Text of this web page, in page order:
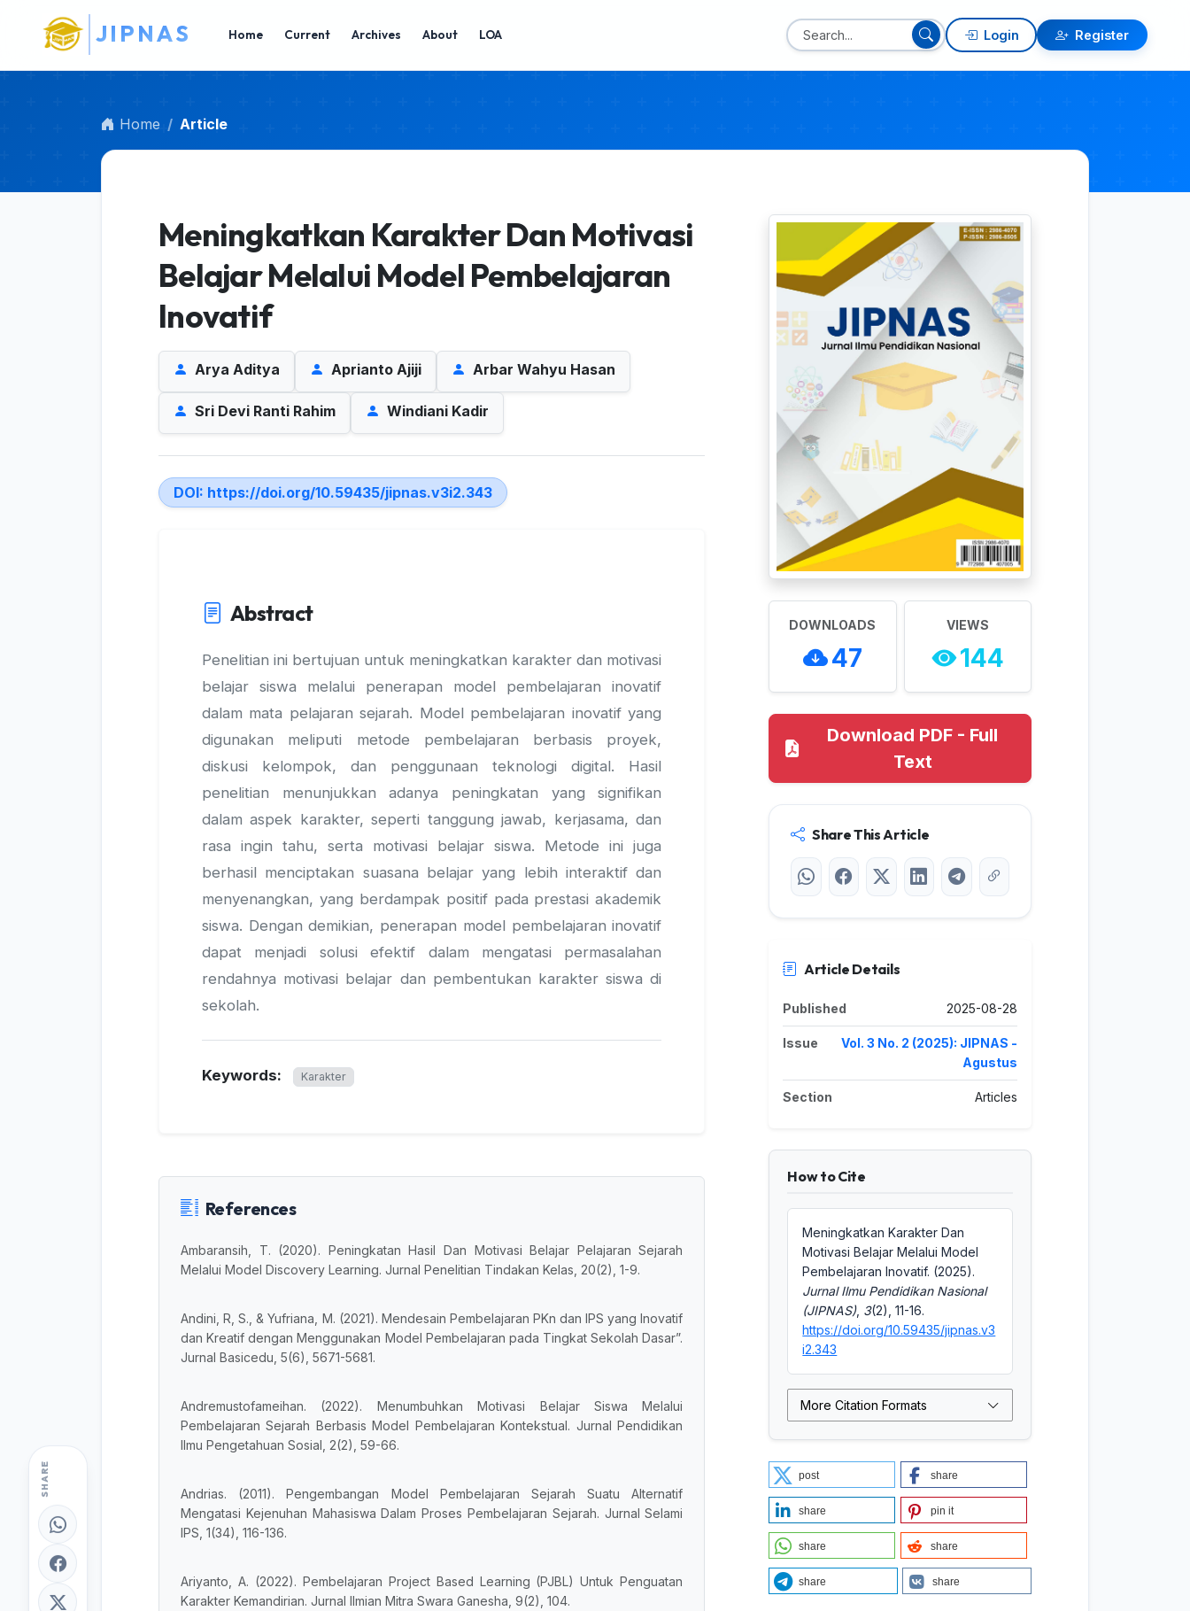
Main Navigation
Main Content
Sidebar
JI PNAS Home Current Archives About LOA Login Register
Home Article
SHARE
Meningkatkan Karakter Dan Motivasi
Belajar Melalui Model Pembelajaran
Inovatif
Arya Aditya Aprianto Ajiji Arbar Wahyu Hasan
Sri Devi Ranti Rahim Windiani Kadir
DOI: https://doi.org/10.59435/jipnas.v3i2.343
Abstract
Penelitian ini bertujuan untuk meningkatkan karakter dan motivasi
belajar siswa melalui penerapan model pembelajaran inovatif
dalam mata pelajaran sejarah. Model pembelajaran inovatif yang
digunakan meliputi metode pembelajaran berbasis proyek,
diskusi kelompok, dan penggunaan teknologi digital. Hasil
penelitian menunjukkan adanya peningkatan yang signifikan
dalam aspek karakter, seperti tanggung jawab, kerjasama, dan
rasa ingin tahu, serta motivasi belajar siswa. Metode ini juga
berhasil menciptakan suasana belajar yang lebih interaktif dan
menyenangkan, yang berdampak positif pada prestasi akademik
siswa. Dengan demikian, penerapan model pembelajaran inovatif
dapat menjadi solusi efektif dalam mengatasi permasalahan
rendahnya motivasi belajar dan pembentukan karakter siswa di
sekolah.
Keywords: Karakter
References
Ambaransih, T. (2020). Peningkatan Hasil Dan Motivasi Belajar Pelajaran Sejarah
Melalui Model Discovery Learning. Jurnal Penelitian Tindakan Kelas, 20(2), 1-9.
Andini, R, S., & Yufriana, M. (2021). Mendesain Pembelajaran PKn dan IPS yang Inovatif
dan Kreatif dengan Menggunakan Model Pembelajaran pada Tingkat Sekolah Dasar”.
Jurnal Basicedu, 5(6), 5671-5681.
Andremustofameihan. (2022). Menumbuhkan Motivasi Belajar Siswa Melalui
Pembelajaran Sejarah Berbasis Model Pembelajaran Kontekstual. Jurnal Pendidikan
Ilmu Pengetahuan Sosial, 2(2), 59-66.
Andrias. (2011). Pengembangan Model Pembelajaran Sejarah Suatu Alternatif
Mengatasi Kejenuhan Mahasiswa Dalam Proses Pembelajaran Sejarah. Jurnal Selami
IPS, 1(34), 116-136.
Ariyanto, A. (2022). Pembelajaran Project Based Learning (PJBL) Untuk Penguatan
Karakter Kemandirian. Jurnal Ilmian Mitra Swara Ganesha, 9(2), 104.
DOWNLOADS
47
VIEWS
144
Download PDF - Full
Text
Share This Article
Article Details
Published 2025-08-28
Issue
Vol. 3 No. 2 (2025): JIPNAS -
Agustus
Section Articles
How to Cite
Meningkatkan Karakter Dan
Motivasi Belajar Melalui Model
Pembelajaran Inovatif. (2025).
Jurnal Ilmu Pendidikan Nasional
(JIPNAS), 3(2), 11-16.
https://doi.org/10.59435/jipnas.v3
i2.343
More Citation Formats
post share
share pin it
share share
share share